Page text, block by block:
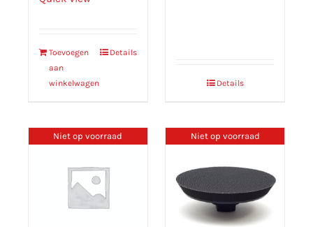
Toevoegen
aan
winkelwagen
Details
Details
Niet op voorraad Niet op voorraad